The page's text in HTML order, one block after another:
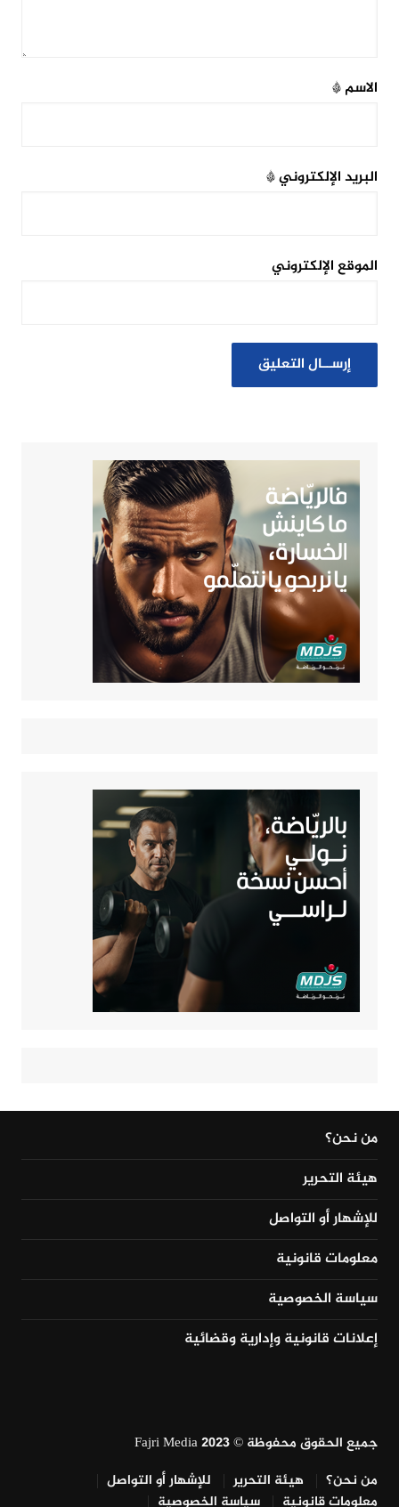
الاسم*
البريد الإلكتروني*
الموقع الإلكتروني
من نحن؟
هيئة التحرير
للإشهار أو التواصل
معلومات قانونية
سياسة الخصوصية
إعلانات قانونية وإدارية وقضائية
جميع الحقوق محفوظة © Fajri Media 2023
من نحن؟
هيئة التحرير
للإشهار أو التواصل
معلومات قانونية
سياسة الخصوصية